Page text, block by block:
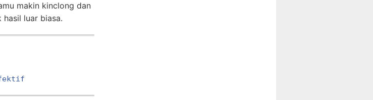
makin kinclong dan
hasil luar biasa.